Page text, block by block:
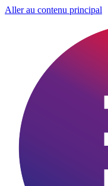
Aller au contenu principal